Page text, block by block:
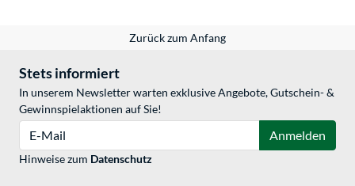
Zurück zum Anfang
Stets informiert
In unserem Newsletter warten exklusive Angebote, Gutschein- &
Gewinnspielaktionen auf Sie!
Anmelden
Hinweise zum Datenschutz